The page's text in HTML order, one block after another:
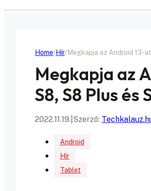
Home Hír Megkapja az Android 13-
Megkapja az
S8, S8 Plus és
2022.11.19. Szerző:
Android
Hír
Tablet